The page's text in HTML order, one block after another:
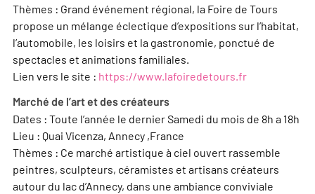
Thèmes : Grand événement régional, la Foire de Tours
propose un mélange éclectique d’expositions sur l’habitat,
l’automobile, les loisirs et la gastronomie, ponctué de
spectacles et animations familiales.
Lien vers le site : https://www.lafoiredetours.fr
Marché de l’art et des créateurs
Dates : Toute l’année le dernier Samedi du mois de 8h a 18h
Lieu : Quai Vicenza, Annecy ,France
Thèmes : Ce marché artistique à ciel ouvert rassemble
peintres, sculpteurs, céramistes et artisans créateurs
autour du lac d’Annecy, dans une ambiance conviviale